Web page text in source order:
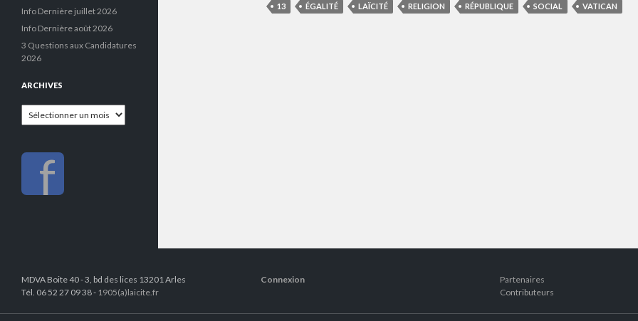
13 ÉGALITÉ LAÏCITÉ RELIGION RÉPUBLIQUE SOCIAL VATICAN
Info Dernière juillet 2026
Info Dernière août 2026
3 Questions aux Candidatures
2026
ARCHIVES
Archives
f
MDVA Boite 40 - 3, bd des lices 13201 Arles
Tél. 06 52 27 09 38 - 1905(a)laicite.fr
Connexion
Partenaires
Contributeurs